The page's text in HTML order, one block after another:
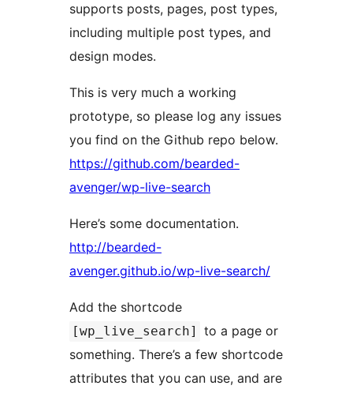
supports posts, pages, post types,
including multiple post types, and
design modes.
This is very much a working
prototype, so please log any issues
you find on the Github repo below.
https://github.com/bearded-
avenger/wp-live-search
Here’s some documentation.
http://bearded-
avenger.github.io/wp-live-search/
Add the shortcode
[wp_live_search]
to a page or
something. There’s a few shortcode
attributes that you can use, and are